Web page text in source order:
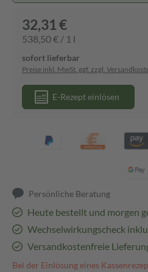
32,31 €
538,50 € / 1 l
sofort lieferbar
Preise inkl. MwSt. ggf. zzgl.
E-Rezept einlösen
Persönliche Beratung
Heute bestellt und morgen
Wechselwirkungscheck
Versandkostenfreie
Bei der Einlösung eines